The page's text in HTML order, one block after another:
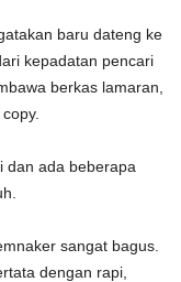
baru dateng ke
kepadatan pencari
berkas lamaran,
dan ada beberapa
sangat bagus.
dengan rapi,